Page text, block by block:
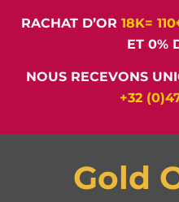
RACHAT D’OR 18K=
ET 0%
NOUS RECEVONS
+32
Gold